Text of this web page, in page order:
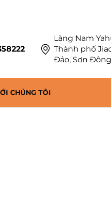
Làng Nam
Thành phố
Đảo, Sơn
CHÚNG TÔI